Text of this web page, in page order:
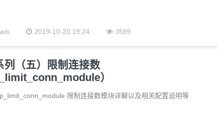
2019-10-20 19:24 3589
（五）限制连接数
）
限制连接数模块详解以及相关配置说明等